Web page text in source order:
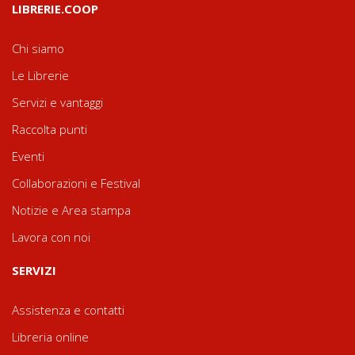
LIBRERIE.COOP
Chi siamo
Le Librerie
Servizi e vantaggi
Raccolta punti
Eventi
Collaborazioni e Festival
Notizie e Area stampa
Lavora con noi
SERVIZI
Assistenza e contatti
Libreria online